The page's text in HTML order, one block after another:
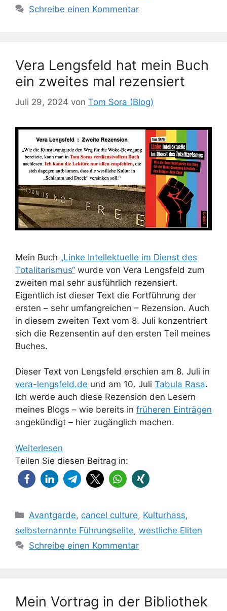
Schreibe einen Kommentar
Vera Lengsfeld hat mein Buch
ein zweites mal rezensiert
Juli 29, 2024 von Tom Sora (Blog)
Mein Buch „Linke Intellektuelle im Dienst des
Totalitarismus“ wurde von Vera Lengsfeld zum
zweiten mal sehr ausführlich rezensiert.
Eigentlich ist dieser Text die Fortführung der
ersten – sehr umfangreichen – Rezension. Auch
in diesem zweiten Text vom 8. Juli konzentriert
sich die Rezensentin auf den ersten Teil meines
Buches.
Dieser Text von Lengsfeld erschien am 8. Juli in
vera-lengsfeld.de und am 10. Juli Tabula Rasa.
Ich werde auch diese Rezension den Lesern
meines Blogs – wie bereits in früheren Einträgen
angekündigt – hier zugänglich machen.
Weiterlesen
Teilen Sie diesen Beitrag in:
Kategorien
Avantgarde, cancel culture, Kulturhass,
selbsternannte Führungselite, westliche Eliten
Schreibe einen Kommentar
Mein Vortrag in der Bibliothek